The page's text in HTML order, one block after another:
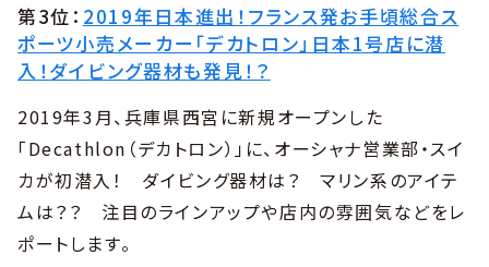
第3位： 2019年日本進出！フランス発お手頃総合ス
ポーツ小売メーカー「デカトロン」日本1号店に潜
入！ダイビング器材も発見！？
2019年3月、兵庫県西宮に新規オープンした
「Decathlon（デカトロン）」に、オーシャナ営業部・スイ
カが初潜入！ ダイビング器材は？ マリン系のアイテ
ムは？？ 注目のラインアップや店内の雰囲気などをレ
ポートします。